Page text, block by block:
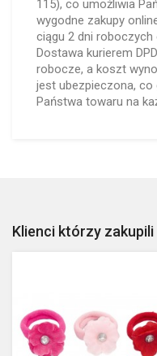
115), co umożliwia
wygodne zakupy
ciągu 2 dni roboczych
Dostawa kurierem
robocze, a koszt
jest ubezpieczona,
Państwa towaru na
Klienci którzy